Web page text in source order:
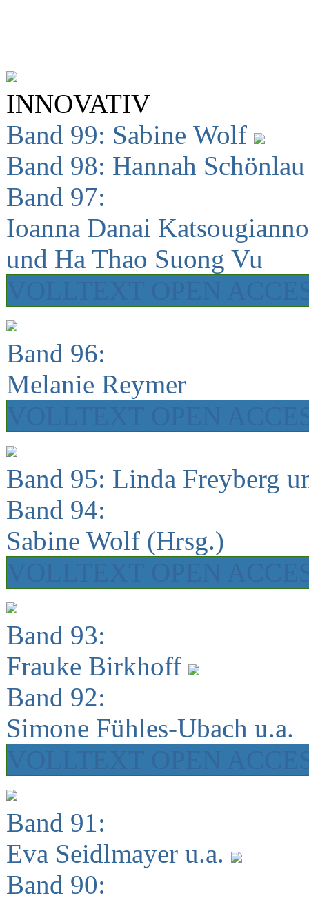
INNOVATIV
Band 99: Sabine Wolf
Band 98: Hannah
Band 97:
Ioanna Danai
und Ha Thao Suong Vu
Band 96:
Melanie Reymer
Band 95: Linda Freyberg
Band 94:
Sabine Wolf (Hrsg.)
Band 93:
Frauke Birkhoff
Band 92:
Simone Fühles-Ubach u.a.
Band 91:
Eva Seidlmayer u.a.
Band 90: